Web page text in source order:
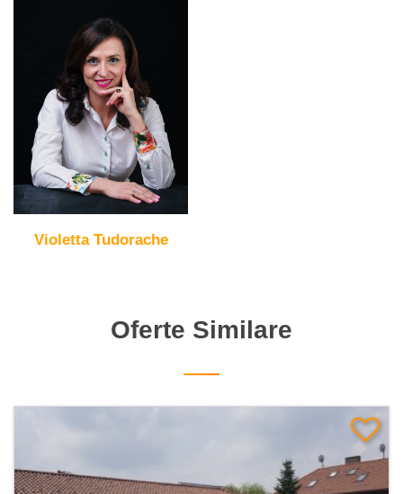
Violetta Tudorache
Oferte Similare